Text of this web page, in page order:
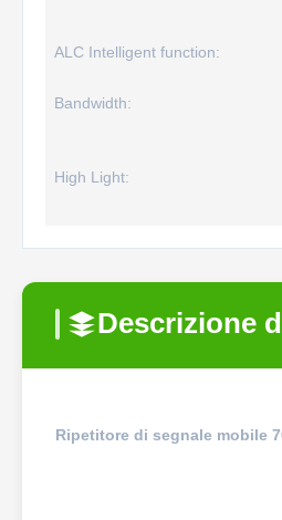
ALC Intelligent function:
Bandwidth:
High Light:
Descrizione
Ripetitore di segnale mobile